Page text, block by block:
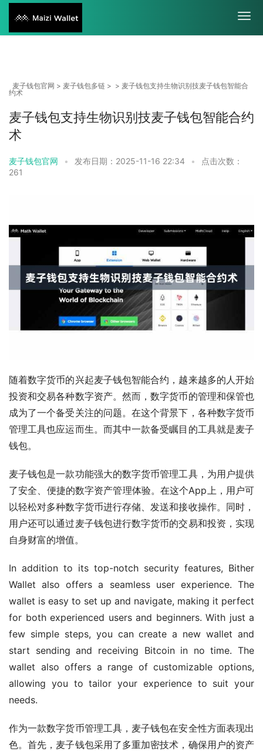
麦子钱包官网 > 麦子钱包多链 > > 麦子钱包支持生物识别技麦子钱包智能合
约术
麦子钱包支持生物识别技麦子钱包智能合约
术
麦子钱包官网 • 发布日期：2025-11-16 22:34 •
点击次数：
261
随着数字货币的兴起麦子钱包智能合约，越来越多的人开始
投资和交易各种数字资产。然而，数字货币的管理和保管也
成为了一个备受关注的问题。在这个背景下，各种数字货币
管理工具也应运而生。而其中一款备受瞩目的工具就是麦子
钱包。
麦子钱包是一款功能强大的数字货币管理工具，为用户提供
了安全、便捷的数字资产管理体验。在这个App上，用户可
以轻松对多种数字货币进行存储、发送和接收操作。同时，
用户还可以通过麦子钱包进行数字货币的交易和投资，实现
自身财富的增值。
In addition to its top-notch security features, Bither
Wallet also offers a seamless user experience. The
wallet is easy to set up and navigate, making it perfect
for both experienced users and beginners. With just a
few simple steps, you can create a new wallet and
start sending and receiving Bitcoin in no time. The
wallet also offers a range of customizable options,
allowing you to tailor your experience to suit your
needs.
作为一款数字货币管理工具，麦子钱包在安全性方面表现出
色。首先，麦子钱包采用了多重加密技术，确保用户的资产